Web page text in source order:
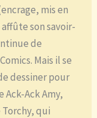
mis en
son savoir-
de
Mais il se
dessiner pour
Ack Amy,
qui